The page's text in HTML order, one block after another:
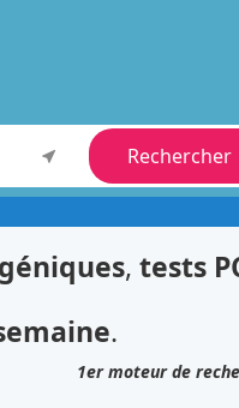
Rechercher
, tests
.
1er moteur de